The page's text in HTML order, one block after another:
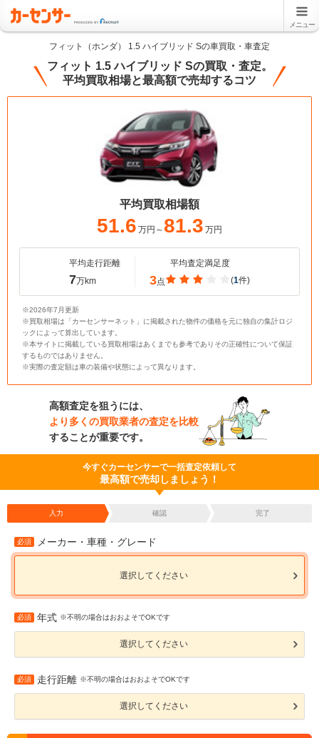
メニュー
フィット（ホンダ） 1.5 ハイブリッド Sの車買取・車査定
フィット 1.5 ハイブリッド Sの買取・査定。
平均買取相場と最高額で売却するコツ
平均買取相場額
51.6 万円～ 81.3 万円
平均走行距離
7万km
平均査定満足度
3点 (1件)
※2026年7月更新
※買取相場は「カーセンサーネット」に掲載された物件の価格を元に独自の集計ロジ
ックによって算出しています。
※本サイトに掲載している買取相場はあくまでも参考でありその正確性について保証
するものではありません。
※実際の査定額は車の装備や状態によって異なります。
高額査定を狙うには、
より多くの買取業者の査定を比較
することが重要です。
今すぐカーセンサーで一括査定依頼して
最高額で売却しましょう！
入力 確認 完了
必須 メーカー・車種・グレード
選択してください
必須 年式 ※不明の場合はおおよそでOKです
選択してください
必須 走行距離 ※不明の場合はおおよそでOKです
選択してください